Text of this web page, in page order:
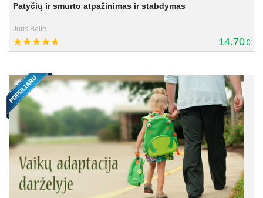
Patyčių ir smurto atpažinimas ir stabdymas
Juris Belte
14.70€